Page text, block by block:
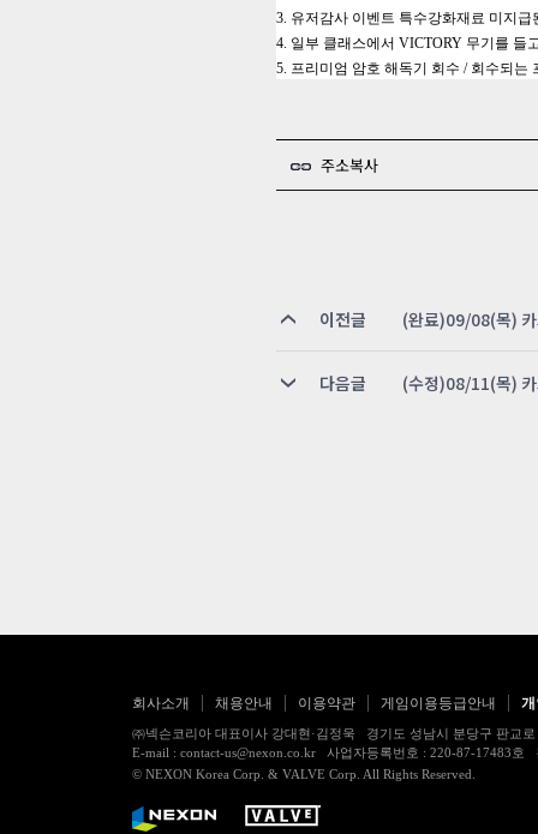
3. 유저감사 이벤트 특수강화재료 미지급
4. 일부 클래스에서 VICTORY 무기를 들
5. 프리미엄 암호 해독기 회수 / 회수되는
주소복사
이전글 (완료)09/08(목)
다음글 (수정)08/11(목)
회사소개 채용안내 이용약관 게임이용등급안내
㈜넥슨코리아 대표이사 강대현·김정욱 경기도 성남시 분당구 판교
E-mail : contact-us@nexon.co.kr 사업자등록번호 : 220-87-17483
© NEXON Korea Corp. & VALVE Corp. All Rights Reserved.